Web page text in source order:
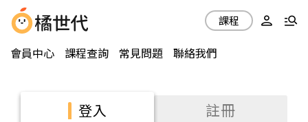
會員中心 課程查詢 常見問題 聯絡我們
課程
登入 註冊